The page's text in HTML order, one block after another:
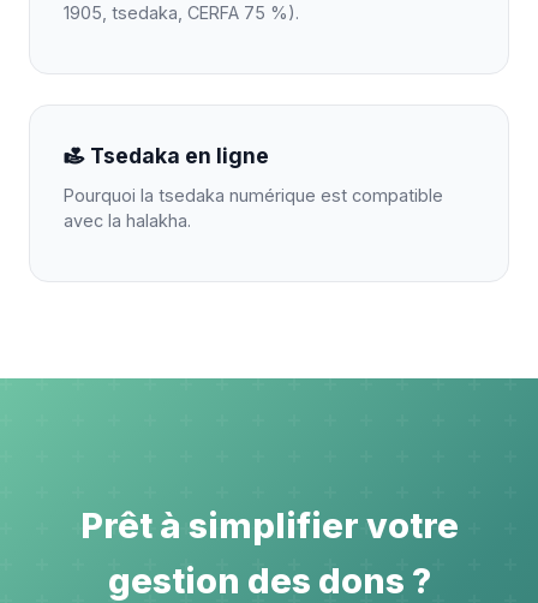
1905, tsedaka, CERFA 75 %).
Tsedaka en ligne
Pourquoi la tsedaka numérique est compatible
avec la halakha.
Prêt à simplifier votre
gestion des dons ?